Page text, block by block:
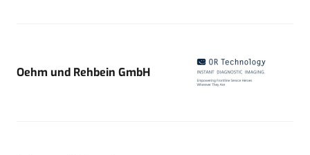
Oehm und Rehbein GmbH